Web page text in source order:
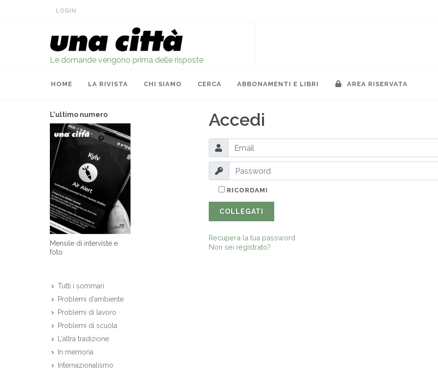
LOGIN
Le domande vengono prima delle risposte
HOME LA RIVISTA CHI SIAMO CERCA ABBONAMENTI E LIBRI AREA RISERVATA
L'ultimo numero
Mensile di interviste e
foto
Tutti i sommari
Problemi d'ambiente
Problemi di lavoro
Problemi di scuola
L'altra tradizione
In memoria
Internazionalismo
Accedi
RICORDAMI
COLLEGATI
Recupera la tua password
Non sei registrato?